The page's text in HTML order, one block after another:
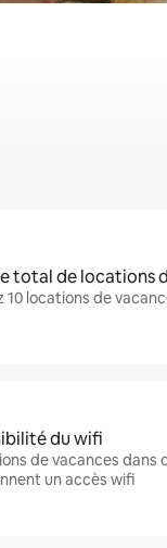
total de locations
10 locations de
du wifi
de vacances dans
un accès wifi